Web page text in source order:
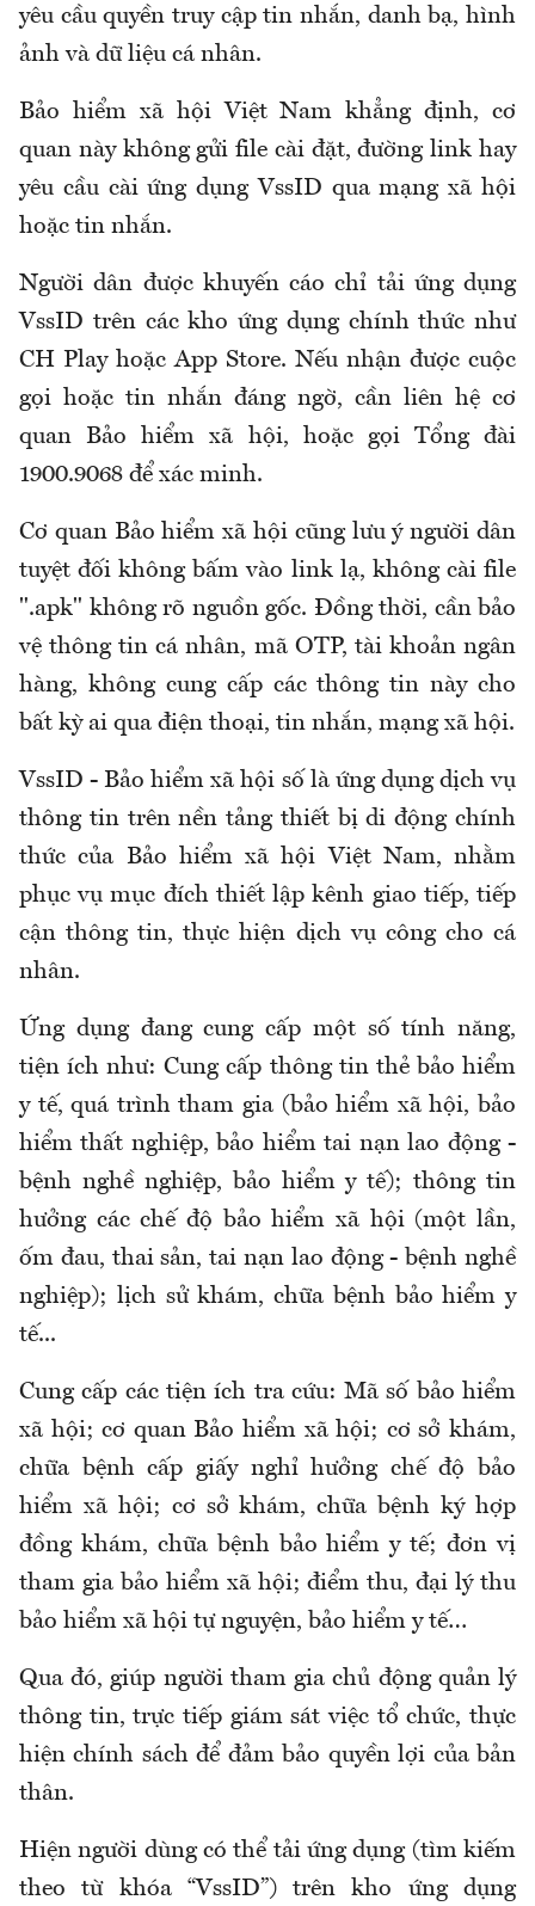
yêu cầu quyền truy cập tin nhắn, danh bạ, hình
ảnh và dữ liệu cá nhân.
Bảo hiểm xã hội Việt Nam khẳng định, cơ
quan này không gửi file cài đặt, đường link hay
yêu cầu cài ứng dụng VssID qua mạng xã hội
hoặc tin nhắn.
Người dân được khuyến cáo chỉ tải ứng dụng
VssID trên các kho ứng dụng chính thức như
CH Play hoặc App Store. Nếu nhận được cuộc
gọi hoặc tin nhắn đáng ngờ, cần liên hệ cơ
quan Bảo hiểm xã hội, hoặc gọi Tổng đài
1900.9068 để xác minh.
Cơ quan Bảo hiểm xã hội cũng lưu ý người dân
tuyệt đối không bấm vào link lạ, không cài file
".apk" không rõ nguồn gốc. Đồng thời, cần bảo
vệ thông tin cá nhân, mã OTP, tài khoản ngân
hàng, không cung cấp các thông tin này cho
bất kỳ ai qua điện thoại, tin nhắn, mạng xã hội.
VssID - Bảo hiểm xã hội số là ứng dụng dịch vụ
thông tin trên nền tảng thiết bị di động chính
thức của Bảo hiểm xã hội Việt Nam, nhằm
phục vụ mục đích thiết lập kênh giao tiếp, tiếp
cận thông tin, thực hiện dịch vụ công cho cá
nhân.
Ứng dụng đang cung cấp một số tính năng,
tiện ích như: Cung cấp thông tinthẻ bảo hiểm
y tế,quá trình tham gia (bảo hiểm xã hội, bảo
hiểm thất nghiệp, bảo hiểm tai nạn lao động -
bệnh nghề nghiệp, bảo hiểm y tế);thông tin
hưởng các chế độ bảo hiểm xã hội (một lần,
ốm đau, thai sản, tai nạn lao động - bệnh nghề
nghiệp); lịch sử khám, chữa bệnh bảo hiểm y
tế...
Cung cấp các tiện ích tra cứu: Mã số bảo hiểm
xã hội;cơ quan Bảo hiểm xã hội; cơ sở khám,
chữa bệnh cấp giấy nghỉ hưởng chế độ bảo
hiểm xã hội; cơ sở khám, chữa bệnh ký hợp
đồng khám, chữa bệnh bảo hiểm y tế;đơn vị
tham gia bảo hiểm xã hội;điểm thu, đại lý thu
bảo hiểm xã hội tự nguyện, bảo hiểm y tế…
Qua đó, giúp người tham gia chủ động quản lý
thông tin, trực tiếp giám sát việc tổ chức, thực
hiện chính sách để đảm bảo quyền lợi của bản
thân.
Hiện người dùng có thể tải ứng dụng (tìm kiếm
theo từ khóa “VssID”) trên kho ứng dụng